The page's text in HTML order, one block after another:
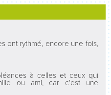
ont rythmé, encore une fois,
à celles et ceux qui
ou ami, car c'est une